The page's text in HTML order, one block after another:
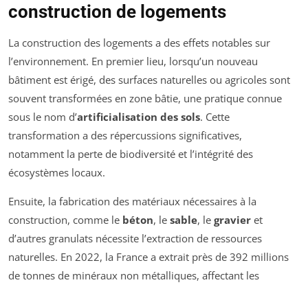
construction de logements
La construction des logements a des effets notables sur
l’environnement. En premier lieu, lorsqu’un nouveau
bâtiment est érigé, des surfaces naturelles ou agricoles sont
souvent transformées en zone bâtie, une pratique connue
sous le nom d’artificialisation des sols. Cette
transformation a des répercussions significatives,
notamment la perte de biodiversité et l’intégrité des
écosystèmes locaux.
Ensuite, la fabrication des matériaux nécessaires à la
construction, comme le béton, le sable, le gravier et
d’autres granulats nécessite l’extraction de ressources
naturelles. En 2022, la France a extrait près de 392 millions
de tonnes de minéraux non métalliques, affectant les